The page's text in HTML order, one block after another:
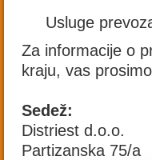
Usluge
Za informacije o
kraju, vas
Sedež:
Distriest d.o.o.
Partizanska 75/a